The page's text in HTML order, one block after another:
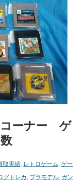
コーナー ゲ
取実績, レトロゲーム, ゲー
グ トレカ , プラモデル, ガン